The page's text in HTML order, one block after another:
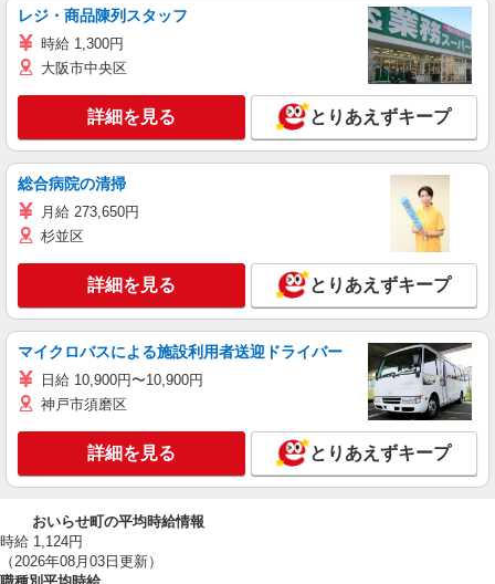
レジ・商品陳列スタッフ
時給 1,300円
大阪市中央区
詳細を見る とりあえずキープ
総合病院の清掃
月給 273,650円
杉並区
詳細を見る とりあえずキープ
マイクロバスによる施設利用者送迎ドライバー
日給 10,900円〜10,900円
神戸市須磨区
詳細を見る とりあえずキープ
おいらせ町の平均時給情報
時給 1,124円
（2026年08月03日更新）